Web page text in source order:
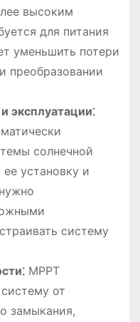
высоким
для питания
уменьшить потери
преобразовании
эксплуатации⁚
солнечной
установку и
систему
MPPT
от
замыкания,